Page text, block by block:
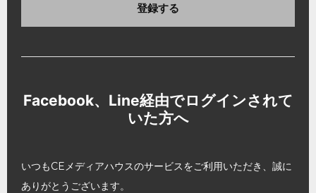
登録する
Facebook、Line経由でログインされて
いた方へ
いつもCEメディアハウスのサービスをご利用いただき、誠に
ありがとうございます。